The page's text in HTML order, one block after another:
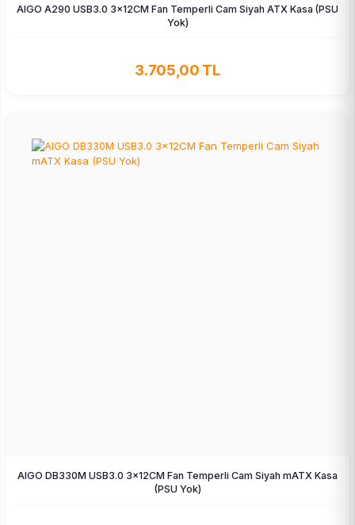
AIGO A290 USB3.0 3×12CM Fan Temperli Cam Siyah ATX Kasa (PSU
Yok)
3.705,00 TL
AIGO DB330M USB3.0 3×12CM Fan Temperli Cam Siyah mATX Kasa
(PSU Yok)